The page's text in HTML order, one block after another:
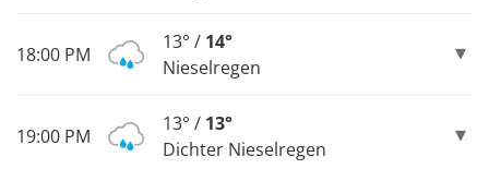
18:00 PM
13° / 14°
Nieselregen
19:00 PM
13° / 13°
Dichter Nieselregen